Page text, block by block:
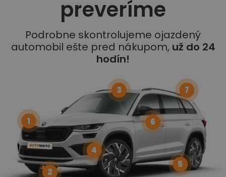
preveríme
Podrobne skontrolujeme ojazdený
automobil ešte pred nákupom, už do 24
hodín!
1
2
3
4
5
6
7